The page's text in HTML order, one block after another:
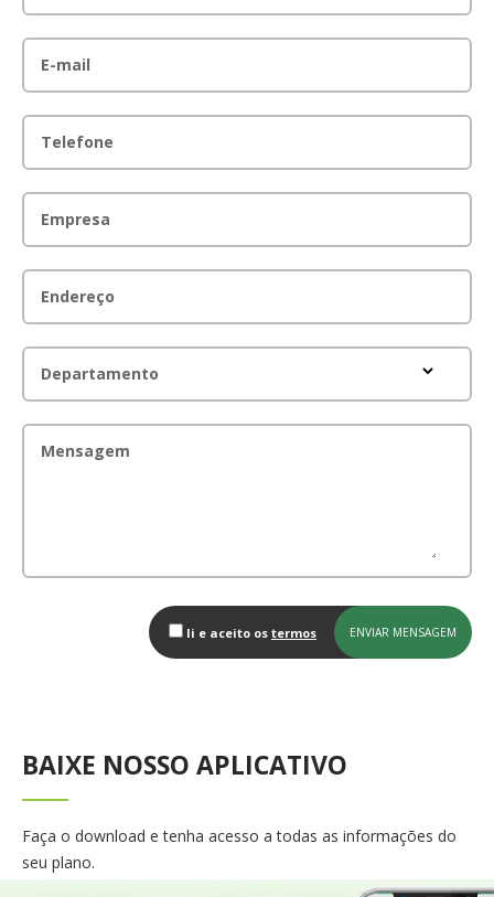
E-mail
Telefone
Empresa
Endereço
Departamento
Mensagem
li e aceito os termos ENVIAR MENSAGEM
BAIXE NOSSO APLICATIVO
Faça o download e tenha acesso a todas as informações do
seu plano.